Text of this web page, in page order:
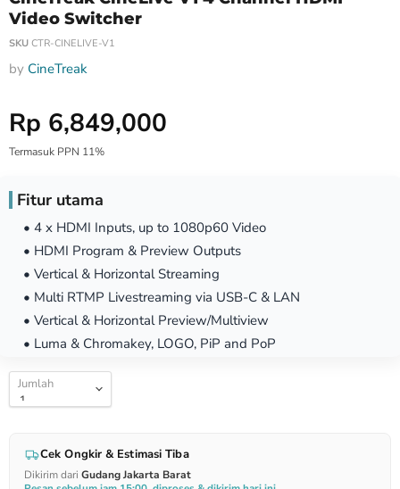
Video Switcher
SKU CTR-CINELIVE-V1
by CineTreak
Harga Special
Rp 6,849,000
Termasuk PPN 11%
Fitur utama
• 4 x HDMI Inputs, up to 1080p60 Video
• HDMI Program & Preview Outputs
• Vertical & Horizontal Streaming
• Multi RTMP Livestreaming via USB-C & LAN
• Vertical & Horizontal Preview/Multiview
• Luma & Chromakey, LOGO, PiP and PoP
Jumlah
Cek Ongkir & Estimasi Tiba
Dikirim dari Gudang Jakarta Barat